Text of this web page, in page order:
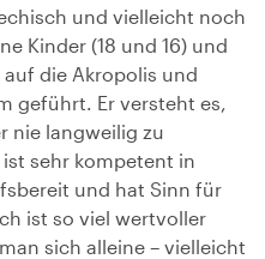
und vielleicht noch
Kinder (18 und 16) und
die Akropolis und
geführt. Er versteht es,
nie langweilig zu
sehr kompetent in
und hat Sinn für
ist so viel wertvoller
sich alleine – vielleicht